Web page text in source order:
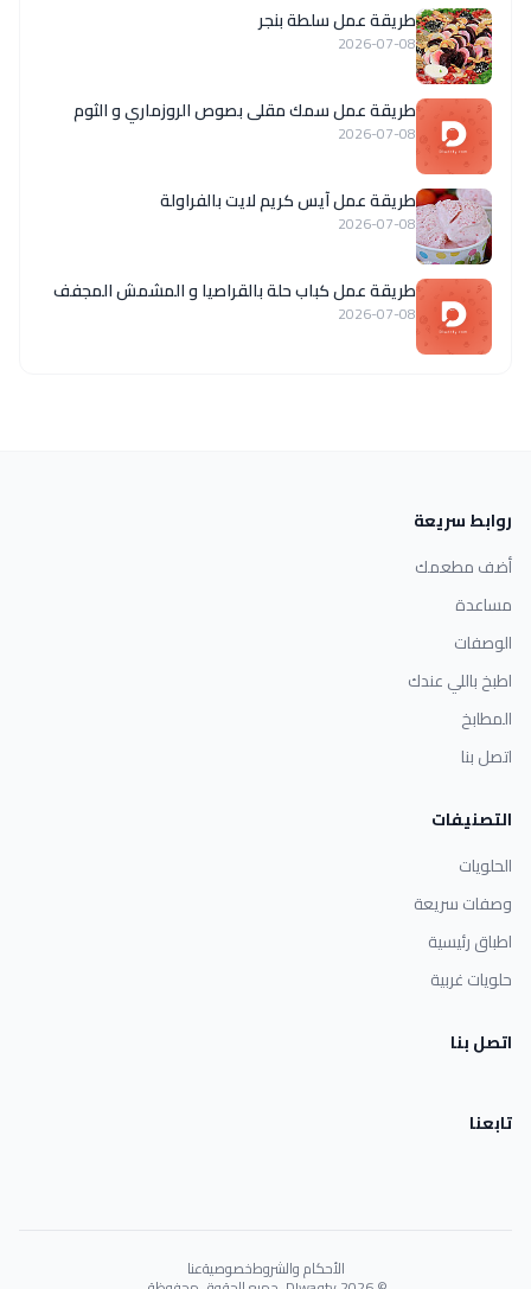
طريقة عمل سلطة بنجر
2026-07-08
طريقة عمل سمك مقلى بصوص الروزماري و الثوم
2026-07-08
طريقة عمل آيس كريم لايت بالفراولة
2026-07-08
طريقة عمل كباب حلة بالقراصيا و المشمش المجفف
2026-07-08
روابط سريعة
أضف مطعمك
مساعدة
الوصفات
اطبخ باللي عندك
المطابخ
اتصل بنا
التصنيفات
الحلويات
وصفات سريعة
اطباق رئيسية
حلويات غربية
اتصل بنا
تابعنا
الأحكام والشروطخصوصيةعنا